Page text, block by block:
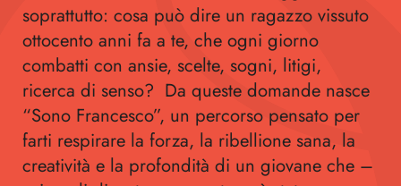
soprattutto: cosa può dire un ragazzo vissuto
ottocento anni fa a te, che ogni giorno
combatti con ansie, scelte, sogni, litigi,
ricerca di senso? Da queste domande nasce
“Sono Francesco”, un percorso pensato per
farti respirare la forza, la ribellione sana, la
creatività e la profondità di un giovane che –